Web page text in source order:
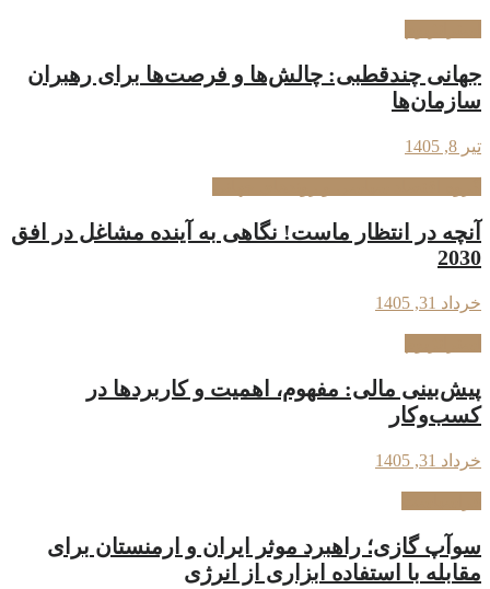
جهانی چندقطبی: چالش‌ها و فرصت‌ها برای رهبران
سازمان‌ها
تیر 8, 1405
آنچه در انتظار ماست! نگاهی به آینده مشاغل در افق
2030
خرداد 31, 1405
پیش‌بینی مالی: مفهوم، اهمیت و کاربردها در
کسب‌وکار
خرداد 31, 1405
سوآپ گازی؛ راهبرد موثر ایران و ارمنستان برای
مقابله با استفاده ابزاری از انرژی